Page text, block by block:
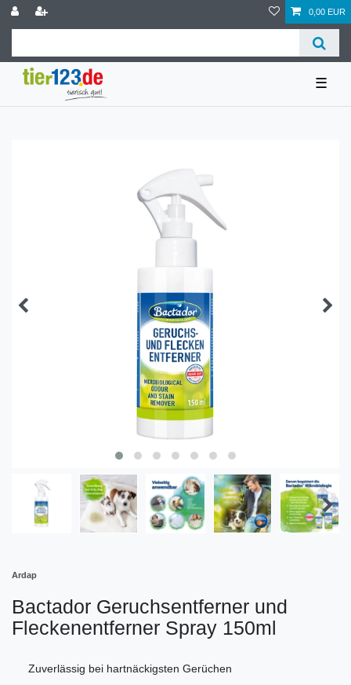
0,00 EUR
☰
Ardap
Bactador Geruchsentferner und
Fleckenentferner Spray 150ml
Zuverlässig bei hartnäckigsten Gerüchen